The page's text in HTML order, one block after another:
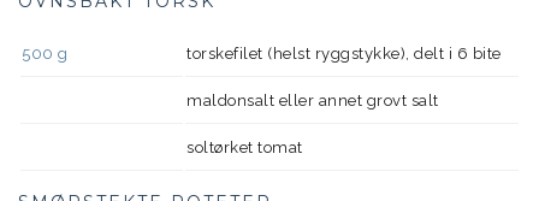
500 g torskefilet (helst ryggstykke), delt i 6 bite
maldonsalt eller annet grovt salt
soltørket tomat